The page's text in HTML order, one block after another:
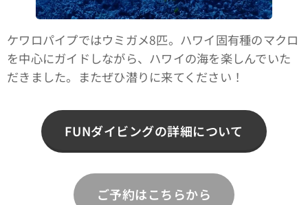
ケワロパイプではウミガメ8匹。ハワイ固有種のマクロ
を中心にガイドしながら、ハワイの海を楽しんでいた
だきました。またぜひ潜りに来てください！
FUNダイビングの詳細について
ご予約はこちらから